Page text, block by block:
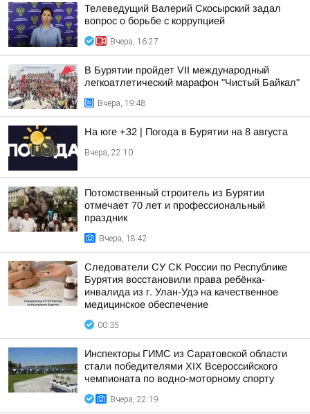
Телеведущий Валерий Скосырский задал
вопрос о борьбе с коррупцией
Вчера, 16:27
В Бурятии пройдет VII международный
легкоатлетический марафон "Чистый Байкал"
Вчера, 19:48
На юге +32 | Погода в Бурятии на 8 августа
Вчера, 22:10
Потомственный строитель из Бурятии
отмечает 70 лет и профессиональный
праздник
Вчера, 18:42
Следователи СУ СК России по Республике
Бурятия восстановили права ребёнка-
инвалида из г. Улан-Удэ на качественное
медицинское обеспечение
00:35
Инспекторы ГИМС из Саратовской области
стали победителями XIX Всероссийского
чемпионата по водно-моторному спорту
Вчера, 22:19